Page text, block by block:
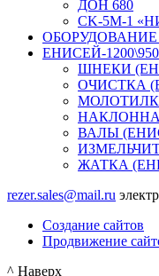
ДОН 680
CK-5М-1
ЕНИСЕЙ-1200\950
ШНЕКИ
ОЧИСТКА
ВАЛЫ
ЖАТКА
rezer.sales@mail.ru
Создание сайтов
Продвижение
^ Наверх